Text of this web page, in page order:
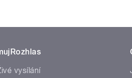
vysílání